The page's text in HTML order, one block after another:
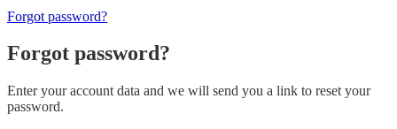
Forgot password?
Forgot password?
Enter your account data and we will send you a link to reset your
password.